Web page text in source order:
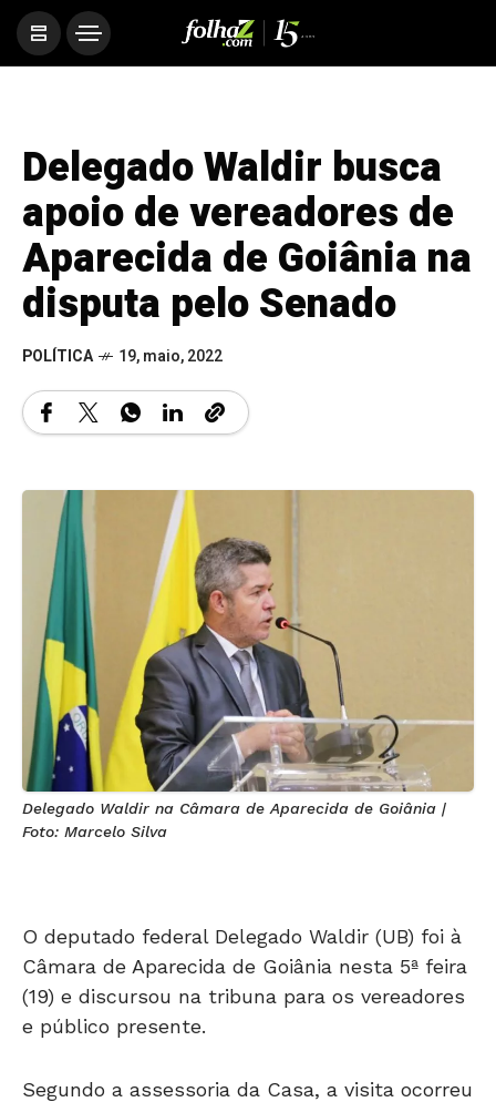
Delegado Waldir busca
apoio de vereadores de
Aparecida de Goiânia na
disputa pelo Senado
POLÍTICA 19, maio, 2022
Delegado Waldir na Câmara de Aparecida de Goiânia |
Foto: Marcelo Silva
O deputado federal Delegado Waldir (UB) foi à
Câmara de Aparecida de Goiânia nesta 5ª feira
(19) e discursou na tribuna para os vereadores
e público presente.
Segundo a assessoria da Casa, a visita ocorreu